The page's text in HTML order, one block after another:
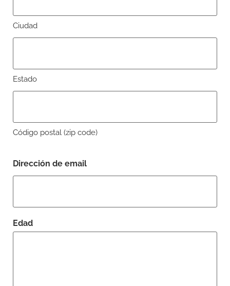
Ciudad
Estado
Código postal (zip code)
Dirección de email
Edad